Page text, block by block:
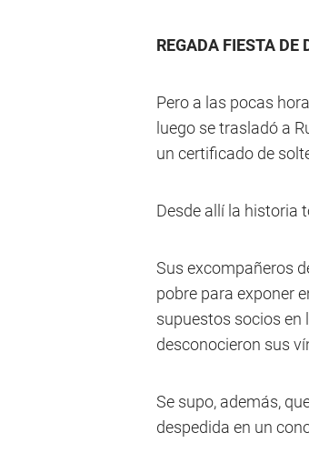
REGADA FIESTA DE
Pero a las pocas
luego se trasladó a
un certificado de
Desde allí la historia
Sus excompañeros
pobre para exponer
supuestos socios en
desconocieron sus
Se supo, además,
despedida en un